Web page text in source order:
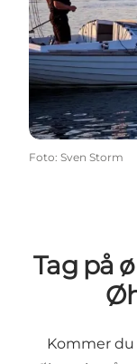
Foto: Sven Storm
Tag på
Kommer du